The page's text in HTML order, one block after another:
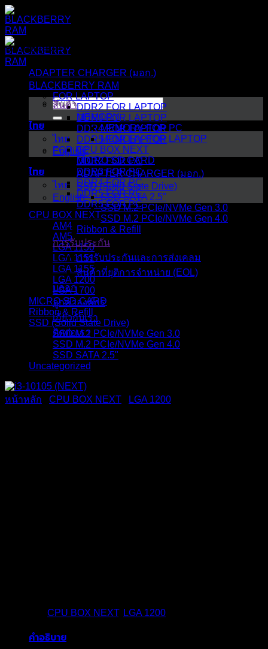
ข้าม
ไป
ยัง
เนื้อหา
สินค้า
MEMORY
MEMORY FOR PC
MEMORY FOR LAPTOP
CPU BOX NEXT
MICRO SD CARD
ADAPTER CHARGER (มอก.)
SSD (Solid State Drive)
SSD SATA 2.5"
SSD M.2 PCIe/NVMe Gen 3.0
SSD M.2 PCIe/NVMe Gen 4.0
Ribbon & Refill
การรับประกัน
การรับประกันและการส่งเคลม
สินค้าที่ยุติการจำหน่าย (EOL)
บล็อก
ลูกค้าองค์กร
เกี่ยวกับเรา
ติดต่อเรา
ค้นหา:
ไทย
ไทย
English
ไทย
ไทย
English
หมวดหมู่สินค้า
ADAPTER CHARGER (มอก.)
BLACKBERRY RAM
FOR LAPTOP
DDR2 FOR LAPTOP
DDR3 FOR LAPTOP
DDR4 FOR LAPTOP
DDR5 FOR LAPTOP
FOR PC
DDR2 FOR PC
DDR3 FOR PC
DDR4 FOR PC
DDR5 FOR PC
DDR5 FOR PC
CPU BOX NEXT
AM4
AM5
LGA 1150
LGA 1151
LGA 1155
LGA 1200
LGA 1700
MICRO SD CARD
Ribbon & Refill
SSD (Solid State Drive)
SSD M.2 PCIe/NVMe Gen 3.0
SSD M.2 PCIe/NVMe Gen 4.0
SSD SATA 2.5"
Uncategorized
หน้าหลัก CPU BOX NEXT LGA 1200
CPU BOX NEXT, LGA 1200
คำอธิบาย